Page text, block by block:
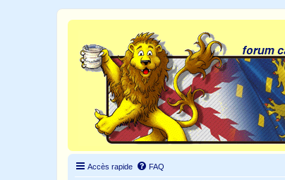
Accès rapide FAQ